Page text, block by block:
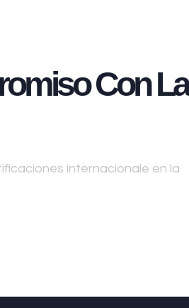
Con La
internacionale en la